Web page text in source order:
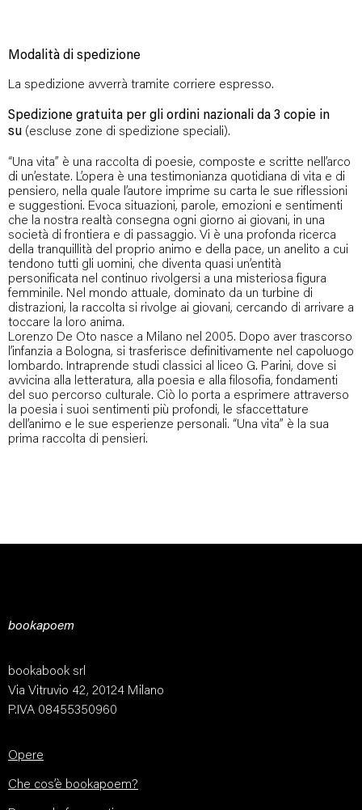
Modalità di spedizione
La spedizione avverrà tramite corriere espresso.
Spedizione gratuita per gli ordini nazionali da 3 copie in
su (escluse zone di spedizione speciali).
“Una vita” è una raccolta di poesie, composte e scritte nell’arco
di un’estate. L’opera è una testimonianza quotidiana di vita e di
pensiero, nella quale l’autore imprime su carta le sue riflessioni
e suggestioni. Evoca situazioni, parole, emozioni e sentimenti
che la nostra realtà consegna ogni giorno ai giovani, in una
società di frontiera e di passaggio. Vi è una profonda ricerca
della tranquillità del proprio animo e della pace, un anelito a cui
tendono tutti gli uomini, che diventa quasi un’entità
personificata nel continuo rivolgersi a una misteriosa figura
femminile. Nel mondo attuale, dominato da un turbine di
distrazioni, la raccolta si rivolge ai giovani, cercando di arrivare a
toccare la loro anima.
Lorenzo De Oto nasce a Milano nel 2005. Dopo aver trascorso
l’infanzia a Bologna, si trasferisce definitivamente nel capoluogo
lombardo. Intraprende studi classici al liceo G. Parini, dove si
avvicina alla letteratura, alla poesia e alla filosofia, fondamenti
del suo percorso culturale. Ciò lo porta a esprimere attraverso
la poesia i suoi sentimenti più profondi, le sfaccettature
dell’animo e le sue esperienze personali. “Una vita” è la sua
prima raccolta di pensieri.
bookapoem
bookabook srl
Via Vitruvio 42, 20124 Milano
P.IVA 08455350960
Opere
Che cos’è bookapoem?